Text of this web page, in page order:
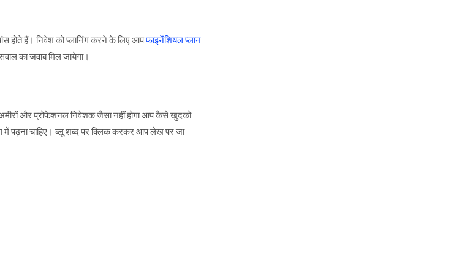
होते हैं। निवेश को प्लानिंग करने के लिए आपफाइनेंशियल प्लान
का जवाब मिल जायेगा।
और प्रोफेशनल निवेशक जैसा नहीं होगा आप कैसे खुदको
में पढ़ना चाहिए। ब्लू शब्द पर क्लिक करकर आप लेख पर जा